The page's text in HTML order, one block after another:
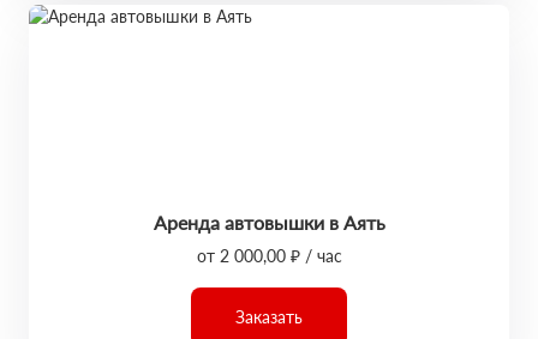
Аренда автовышки в Аять
от 2 000,00 ₽ / час
Заказать